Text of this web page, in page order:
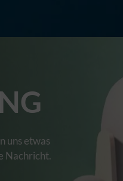
uns etwas
Nachricht.